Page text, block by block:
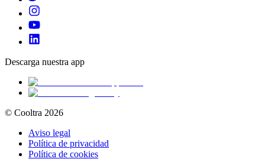
Descarga nuestra app
© Cooltra 2026
Aviso legal
Política de privacidad
Política de cookies